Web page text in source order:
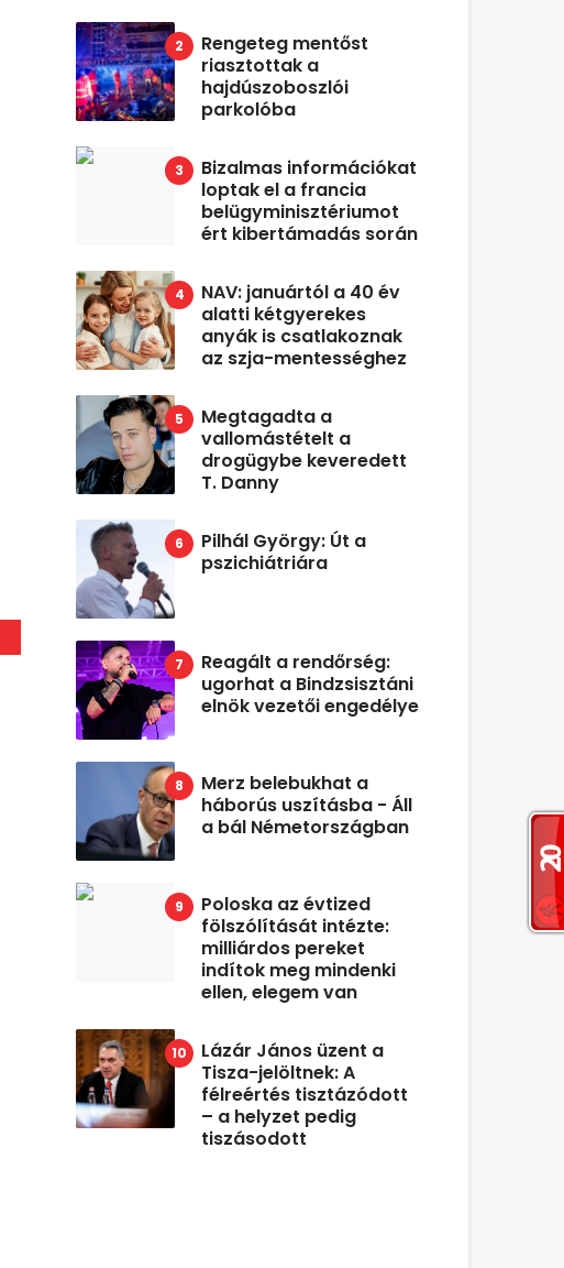
Rengeteg mentőst
riasztottak a
hajdúszoboszlói
parkolóba
Bizalmas információkat
loptak el a francia
belügyminisztériumot
ért kibertámadás során
NAV: januártól a 40 év
alatti kétgyerekes
anyák is csatlakoznak
az szja-mentességhez
Megtagadta a
vallomástételt a
drogügybe keveredett
T. Danny
Pilhál György: Út a
pszichiátriára
Reagált a rendőrség:
ugorhat a Bindzsisztáni
elnök vezetői engedélye
Merz belebukhat a
háborús uszításba - Áll
a bál Németországban
Poloska az évtized
fölszólítását intézte:
milliárdos pereket
indítok meg mindenki
ellen, elegem van
Lázár János üzent a
Tisza-jelöltnek: A
félreértés tisztázódott
– a helyzet pedig
tiszásodott